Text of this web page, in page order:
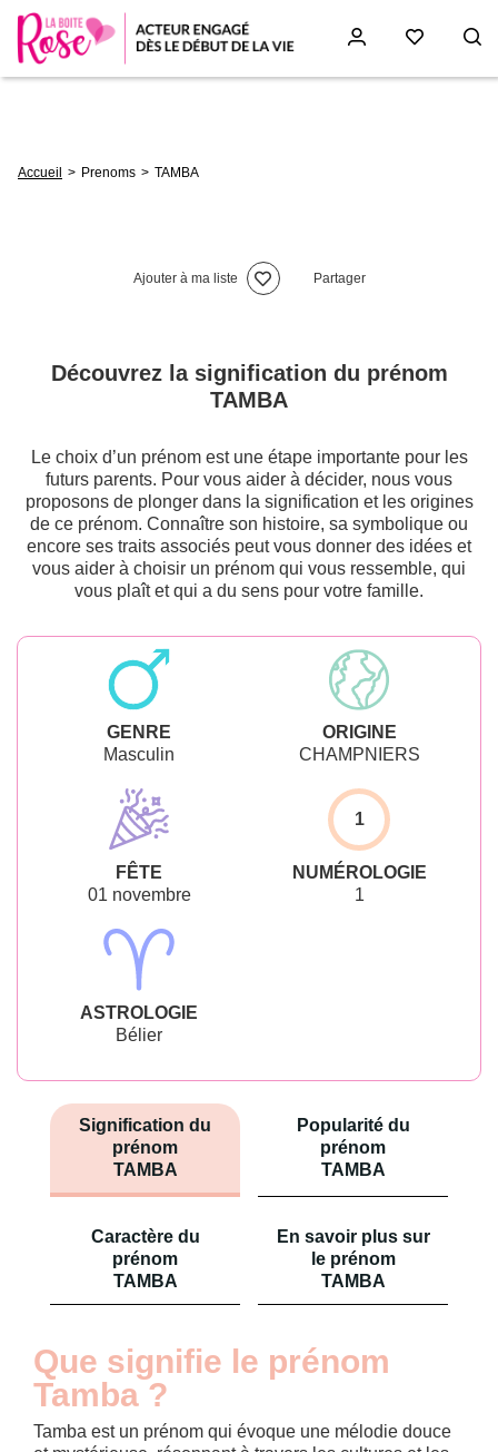
d'Ariane
Accueil Prenoms TAMBA
Ajouter à ma liste Partager
Découvrez la signification du prénom
TAMBA
Le choix d’un prénom est une étape importante pour les
futurs parents. Pour vous aider à décider, nous vous
proposons de plonger dans la signification et les origines
de ce prénom. Connaître son histoire, sa symbolique ou
encore ses traits associés peut vous donner des idées et
vous aider à choisir un prénom qui vous ressemble, qui
vous plaît et qui a du sens pour votre famille.
GENRE
Masculin
ORIGINE
CHAMPNIERS
FÊTE
01 novembre
1
NUMÉROLOGIE
1
ASTROLOGIE
Bélier
Signification du
prénom
TAMBA
Popularité du
prénom
TAMBA
Caractère du
prénom
TAMBA
En savoir plus sur
le prénom
TAMBA
Que signifie le prénom
Tamba ?
Tamba est un prénom qui évoque une mélodie douce